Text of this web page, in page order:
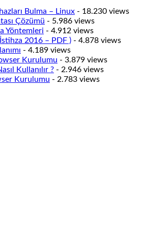
Bulma – Linux - 18.230 views
Çözümü - 5.986 views
Yöntemleri - 4.912 views
2016 – PDF ) - 4.878 views
- 4.189 views
Kurulumu - 3.879 views
Kullanılır ? - 2.946 views
Kurulumu - 2.783 views